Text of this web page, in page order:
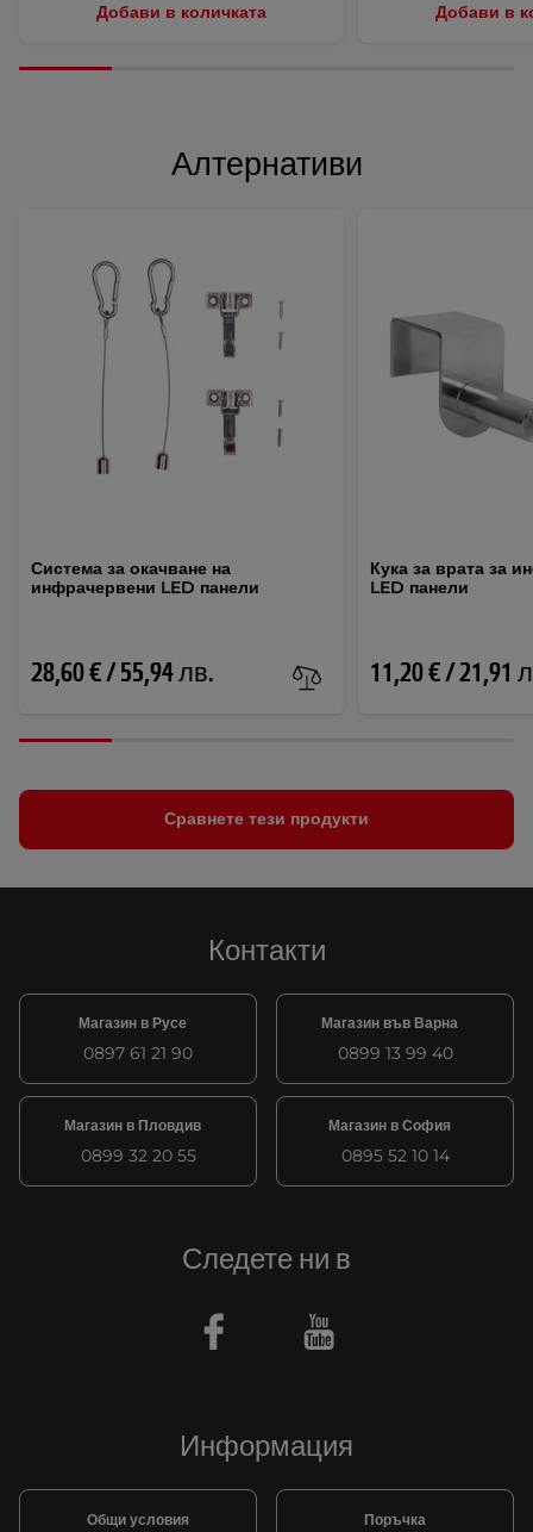
Добави в количката Добави в
Алтернативи
Система за окачване на
инфрачервени LED панели
28,60 € / 55,94 лв.
Кука за врата за
LED панели
11,20 € / 21,91
Сравнете тези продукти
Контакти
Магазин в Русе
0897 61 21 90
Магазин във Варна
0899 13 99 40
Магазин в Пловдив
0899 32 20 55
Магазин в София
0895 52 10 14
Информация
Общи условия Поръчка
Следете ни в
Facebook Youtube